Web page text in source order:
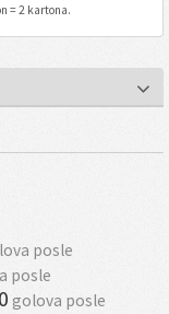
= 2 kartona.
posle
posle
0 golova posle